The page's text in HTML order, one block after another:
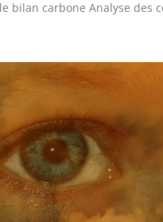
bilan carbone Analyse